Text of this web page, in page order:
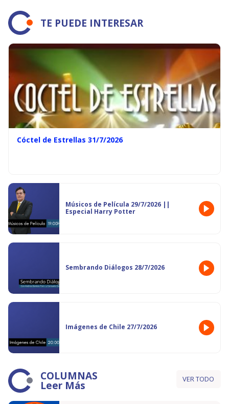
TE PUEDE INTERESAR
Cóctel de Estrellas 31/7/2026
Músicos de Película 29/7/2026 ||
Especial Harry Potter
Sembrando Diálogos 28/7/2026
Imágenes de Chile 27/7/2026
COLUMNAS
Leer Más VER TODO